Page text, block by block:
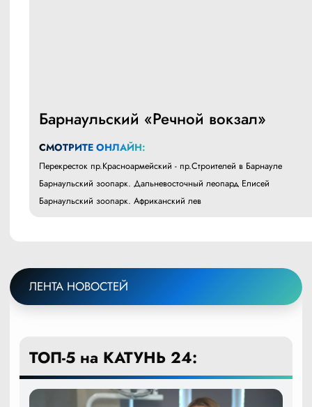
Барнаульский «Речной вокзал»
СМОТРИТЕ ОНЛАЙН:
Перекресток пр.Красноармейский - пр.Строителей в Барнауле
Барнаульский зоопарк. Дальневосточный леопард Елисей
Барнаульский зоопарк. Африканский лев
ЛЕНТА НОВОСТЕЙ
ТОП-5 на КАТУНЬ 24: